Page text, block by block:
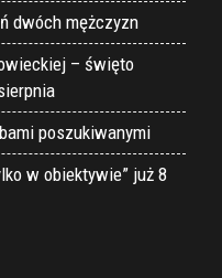
dwóch mężczyzn
– święto
poszukiwanymi
w obiektywie” już 8